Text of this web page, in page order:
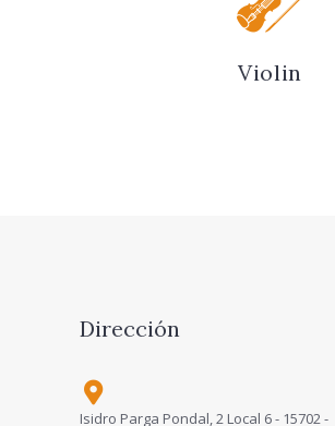
Violin
Dirección
Isidro Parga Pondal, 2 Local 6 - 15702 -